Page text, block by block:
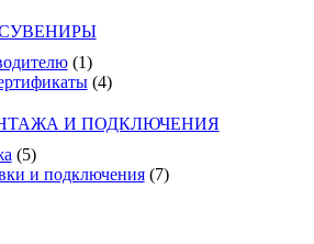
(1)
(4)
И ПОДКЛЮЧЕНИЯ
(5)
и подключения (7)